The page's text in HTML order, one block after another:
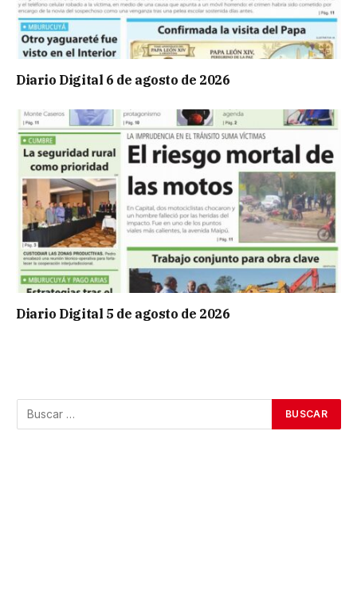
Diario Digital 6 de agosto de 2026
Diario Digital 5 de agosto de 2026